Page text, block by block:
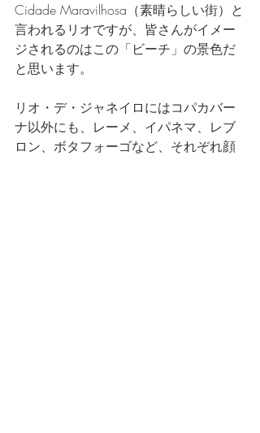
Cidade Maravilhosa（素晴らしい街）と
言われるリオですが、皆さんがイメー
ジされるのはこの「ビーチ」の景色だ
と思います。
リオ・デ・ジャネイロにはコパカバー
ナ以外にも、レーメ、イパネマ、レブ
ロン、ボタフォーゴなど、それぞれ顔